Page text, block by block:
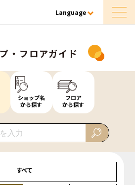
Language
・フロアガイド
ショップ名
から探す
フロア
から探す
すべて